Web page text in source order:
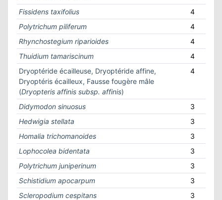
Fissidens taxifolius
4
Polytrichum piliferum
4
Rhynchostegium riparioides
4
Thuidium tamariscinum
4
Dryoptéride écailleuse, Dryoptéride affine,
Dryoptéris écailleux, Fausse fougère mâle
(Dryopteris affinis subsp. affinis)
4
Didymodon sinuosus
3
Hedwigia stellata
3
Homalia trichomanoides
3
Lophocolea bidentata
3
Polytrichum juniperinum
3
Schistidium apocarpum
3
Scleropodium cespitans
3